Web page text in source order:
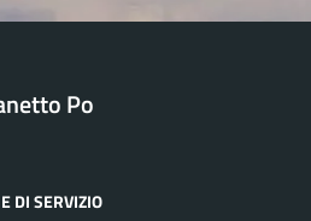
Po
DI SERVIZIO